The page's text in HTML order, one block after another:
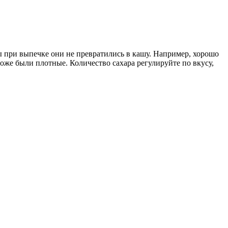
выпечке они не превратились в кашу. Например, хорошо
были плотные. Количество сахара регулируйте по вкусу,